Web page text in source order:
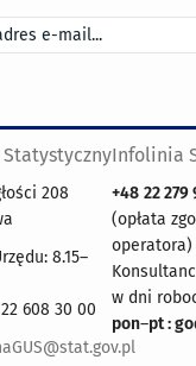
Statystyczny
208
8.15–
608 30 00
Infolinia
+48 22 279
(opłata
operatora)
w dni
pon–pt :